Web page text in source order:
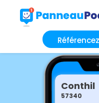
Conthil
57340